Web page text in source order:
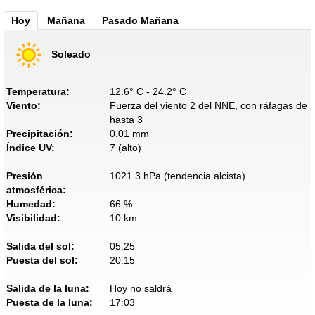
Hoy Mañana Pasado Mañana
Soleado
Temperatura:
12.6° C - 24.2° C
Viento:
Fuerza del viento 2 del NNE, con ráfagas de
hasta 3
Precipitación:
0.01 mm
Índice UV:
7 (alto)
Presión
atmosférica:
1021.3 hPa (tendencia alcista)
Humedad:
66 %
Visibilidad:
10 km
Salida del sol:
05:25
Puesta del sol:
20:15
Salida de la luna:
Hoy no saldrá
Puesta de la luna:
17:03